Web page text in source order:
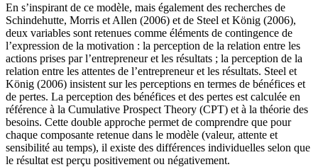
En s’inspirant de ce modèle, mais également des recherches de
Schindehutte, Morris et Allen (2006) et de Steel et König (2006),
deux variables sont retenues comme éléments de contingence de
l’expression de la motivation : la perception de la relation entre les
actions prises par l’entrepreneur et les résultats ; la perception de la
relation entre les attentes de l’entrepreneur et les résultats. Steel et
König (2006) insistent sur les perceptions en termes de bénéfices et
de pertes. La perception des bénéfices et des pertes est calculée en
référence à la Cumulative Prospect Theory (CPT) et à la théorie des
besoins. Cette double approche permet de comprendre que pour
chaque composante retenue dans le modèle (valeur, attente et
sensibilité au temps), il existe des différences individuelles selon que
le résultat est perçu positivement ou négativement.